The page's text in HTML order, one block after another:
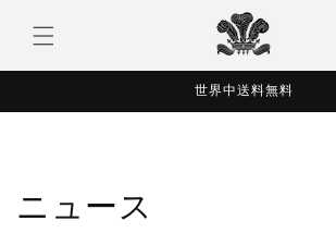
ンツに
進む
世界中送料無料
ニュース